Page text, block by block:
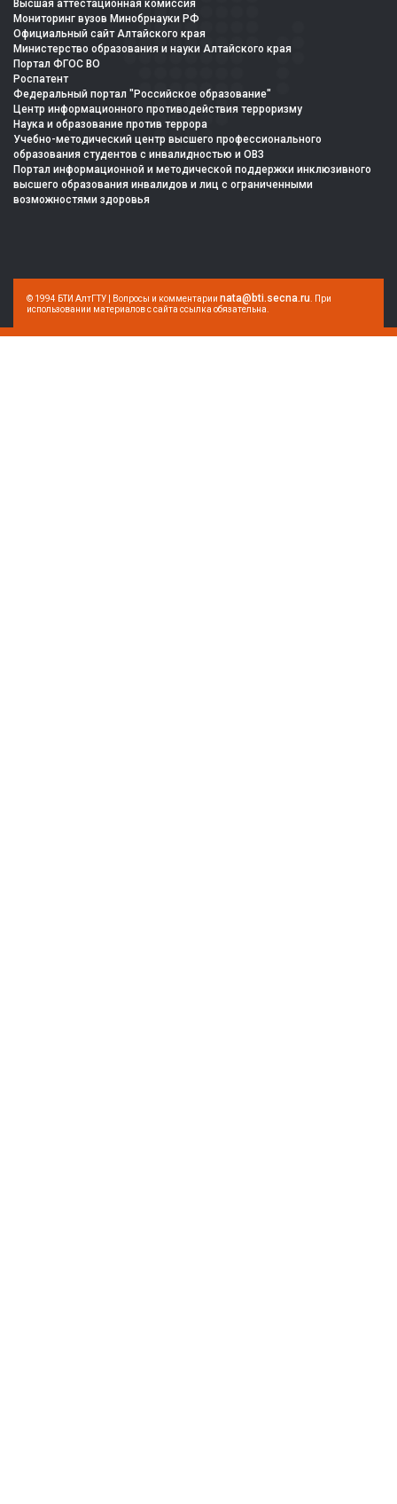
Высшая аттестационная комиссия
Мониторинг вузов Минобрнауки РФ
Официальный сайт Алтайского края
Министерство образования и науки Алтайского края
Портал ФГОС ВО
Роспатент
Федеральный портал "Российское образование"
Центр информационного противодействия терроризму
Наука и образование против террора
Учебно-методический центр высшего профессионального
образования студентов с инвалидностью и ОВЗ
Портал информационной и методической поддержки инклюзивного
высшего образования инвалидов и лиц с ограниченными
возможностями здоровья
© 1994 БТИ АлтГТУ | Вопросы и комментарии nata@bti.secna.ru . При
использовании материалов с сайта ссылка обязательна.